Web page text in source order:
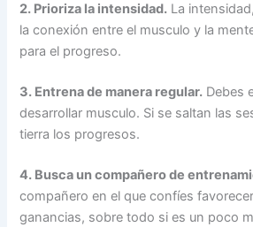
2. Prioriza la intensidad. La
la conexión entre el musculo y la
para el progreso.
3. Entrena de manera regular. Debes
desarrollar musculo. Si se saltan las
tierra los progresos.
4. Busca un compañero de
compañero en el que confíes
ganancias, sobre todo si es un poco